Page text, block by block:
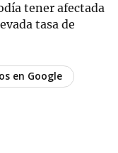
tener afectada
tasa de
en Google